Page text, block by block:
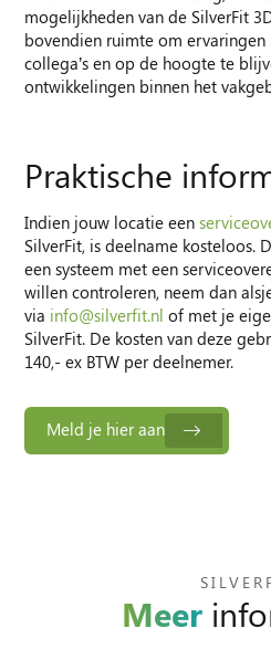
mogelijkheden van de SilverFit
bovendien ruimte om
collega’s en op de hoogte te
ontwikkelingen binnen het
Praktische
Indien jouw locatie een
SilverFit, is deelname kosteloos.
een systeem met een
willen controleren, neem dan
via info@silverfit.nl of met je
SilverFit. De kosten van deze
140,- ex BTW per deelnemer.
Meld je hier aan
Meer